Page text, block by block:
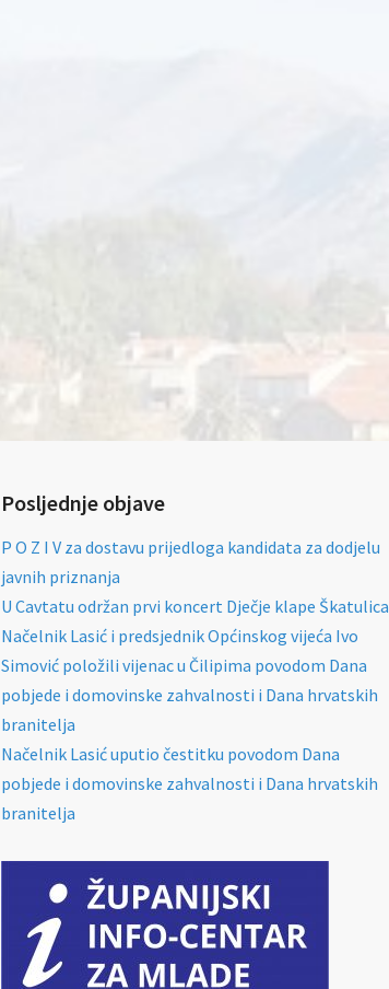
Posljednje objave
P O Z I V za dostavu prijedloga kandidata za dodjelu
javnih priznanja
U Cavtatu održan prvi koncert Dječje klape Škatulica
Načelnik Lasić i predsjednik Općinskog vijeća Ivo
Simović položili vijenac u Čilipima povodom Dana
pobjede i domovinske zahvalnosti i Dana hrvatskih
branitelja
Načelnik Lasić uputio čestitku povodom Dana
pobjede i domovinske zahvalnosti i Dana hrvatskih
branitelja